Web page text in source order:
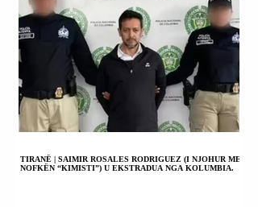
TIRANË | SAIMIR ROSALES RODRIGUEZ (I NJOHUR ME
NOFKËN “KIMISTI”) U EKSTRADUA NGA KOLUMBIA.